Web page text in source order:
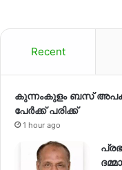
Recent
കുന്നംകുളം ബസ്
പേർക്ക് പരിക്ക്
1 hour ago